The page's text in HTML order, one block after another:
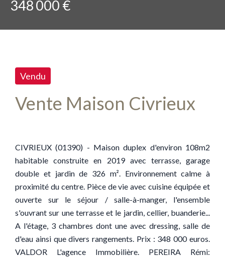
348 000 €
Vendu
Vente Maison Civrieux
CIVRIEUX (01390) - Maison duplex d'environ 108m2
habitable construite en 2019 avec terrasse, garage
double et jardin de 326 m². Environnement calme à
proximité du centre. Pièce de vie avec cuisine équipée et
ouverte sur le séjour / salle-à-manger, l'ensemble
s'ouvrant sur une terrasse et le jardin, cellier, buanderie...
A l'étage, 3 chambres dont une avec dressing, salle de
d'eau ainsi que divers rangements. Prix : 348 000 euros.
VALDOR L'agence Immobilière. PEREIRA Rémi: